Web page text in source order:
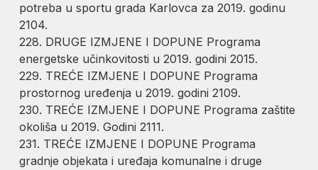
potreba u sportu grada Karlovca za 2019. godinu
2104.
228. DRUGE IZMJENE I DOPUNE Programa
energetske učinkovitosti u 2019. godini 2015.
229. TREĆE IZMJENE I DOPUNE Programa
prostornog uređenja u 2019. godini 2109.
230. TREĆE IZMJENE I DOPUNE Programa zaštite
okoliša u 2019. Godini 2111.
231. TREĆE IZMJENE I DOPUNE Programa
gradnje objekata i uređaja komunalne i druge